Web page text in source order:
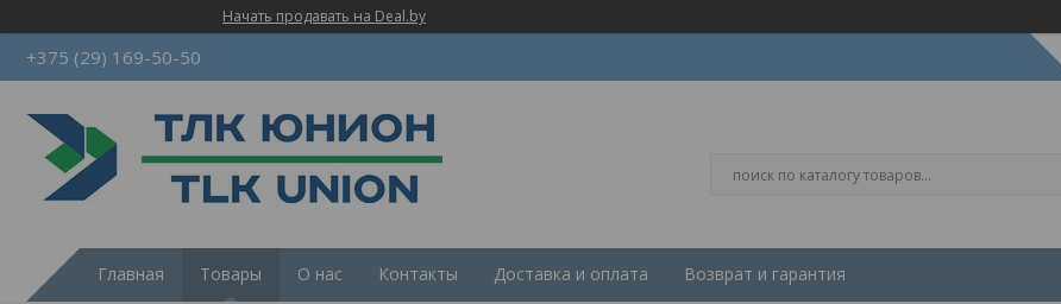
Начать продавать на Deal.by
+375 (29) 169-50-50
Главная Товары О нас Контакты Доставка и оплата Возврат и гарантия